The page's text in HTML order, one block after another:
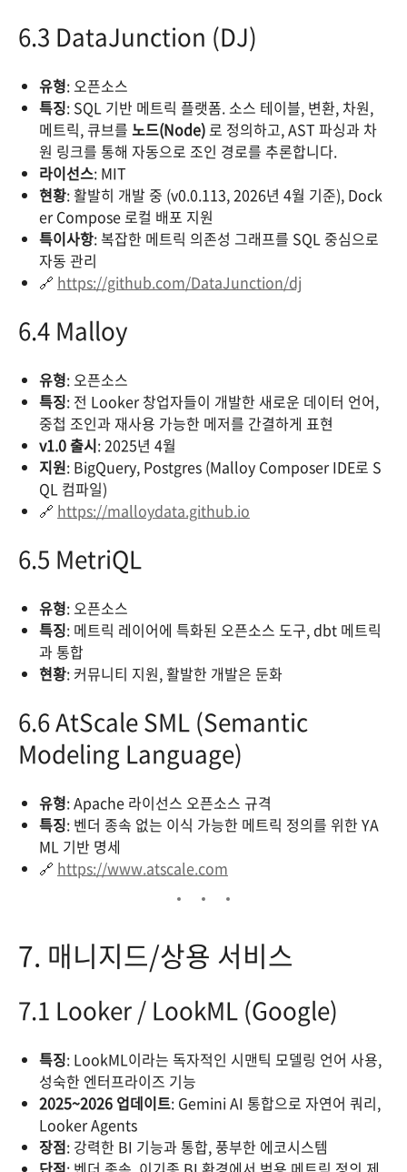
6.3 DataJunction (DJ)
유형: 오픈소스
특징: SQL 기반 메트릭 플랫폼. 소스 테이블, 변환, 차원,
메트릭, 큐브를 노드(Node)로 정의하고, AST 파싱과 차
원 링크를 통해 자동으로 조인 경로를 추론합니다.
라이선스: MIT
현황: 활발히 개발 중 (v0.0.113, 2026년 4월 기준), Dock
er Compose 로컬 배포 지원
특이사항: 복잡한 메트릭 의존성 그래프를 SQL 중심으로
자동 관리
🔗 https://github.com/DataJunction/dj
6.4 Malloy
유형: 오픈소스
특징: 전 Looker 창업자들이 개발한 새로운 데이터 언어,
중첩 조인과 재사용 가능한 메저를 간결하게 표현
v1.0 출시: 2025년 4월
지원: BigQuery, Postgres (Malloy Composer IDE로 S
QL 컴파일)
🔗 https://malloydata.github.io
6.5 MetriQL
유형: 오픈소스
특징: 메트릭 레이어에 특화된 오픈소스 도구, dbt 메트릭
과 통합
현황: 커뮤니티 지원, 활발한 개발은 둔화
6.6 AtScale SML (Semantic
Modeling Language)
유형: Apache 라이선스 오픈소스 규격
특징: 벤더 종속 없는 이식 가능한 메트릭 정의를 위한 YA
ML 기반 명세
🔗 https://www.atscale.com
7. 매니지드/상용 서비스
7.1 Looker / LookML (Google)
특징: LookML이라는 독자적인 시맨틱 모델링 언어 사용,
성숙한 엔터프라이즈 기능
2025~2026 업데이트: Gemini AI 통합으로 자연어 쿼리,
Looker Agents
장점: 강력한 BI 기능과 통합, 풍부한 에코시스템